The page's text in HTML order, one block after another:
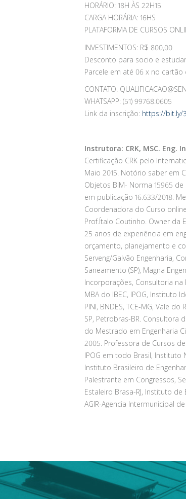
HORÁRIO: 18H ÀS 22H15
CARGA HORÁRIA: 16HS
PLATAFORMA DE CURSOS
INVESTIMENTOS: R$ 800,00
Desconto para socio e
Parcele em até 06 x no
CONTATO:
WHATSAPP: (51) 99768.0605
Link da inscrição: https://bit.ly/
Instrutora: CRK, MSC. Eng.
Certificação CRK pelo
Maio 2015. Notório saber em
Objetos BIM- Norma 15965 de
em publicação 16.633/2018.
Coordenadora do Curso
Prof.Ítalo Coutinho. Owner da
25 anos de experiência em
orçamento, planejamento e
Serveng/Galvão Engenharia,
Saneamento (SP), Magna
Incorporações, Consultoria
MBA do IBEC, IPOG, Instituto
PINI, BNDES, TCE-MG, Vale do
SP, Petrobras-BR. Consultora
do Mestrado em Engenharia
2005. Professora de Cursos
IPOG em todo Brasil, Instituto
Instituto Brasileiro de
Palestrante em Congressos,
Estaleiro Brasa-RJ, Instituto
AGIR-Agencia Intermunicipal de